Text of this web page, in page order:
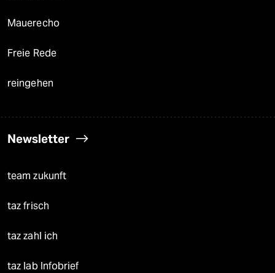
Mauerecho
Freie Rede
reingehen
Newsletter
team zukunft
taz frisch
taz zahl ich
taz lab Infobrief